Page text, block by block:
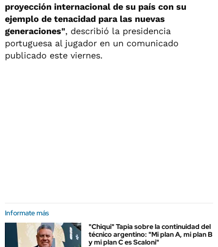
proyección internacional de su país con su
ejemplo de tenacidad para las nuevas
generaciones", describió la presidencia
portuguesa al jugador en un comunicado
publicado este viernes.
Informate más
"Chiqui" Tapia sobre la continuidad del
técnico argentino: "Mi plan A, mi plan B
y mi plan C es Scaloni"